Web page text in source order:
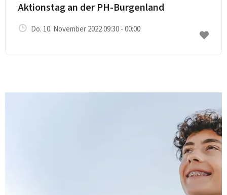
Aktionstag an der PH-Burgenland
Do. 10. November 2022 09:30 - 00:00